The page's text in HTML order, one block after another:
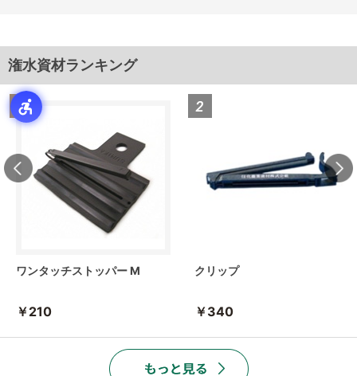
潅水資材ランキング
ワンタッチストッパー M
￥210
クリップ
￥340